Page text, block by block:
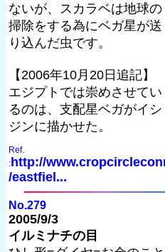
ないが、スカラベは地球の
掃除をする為にベガ星が送
り込んだ虫です。
【2006年10月20日追記】
エジプトでは崇めさせてい
るのは、支配星ベガがイシ
ジンに描かせた。
Ref.
: http://
/eastfiel...
No.279
2005/9/3
イルミナチの目